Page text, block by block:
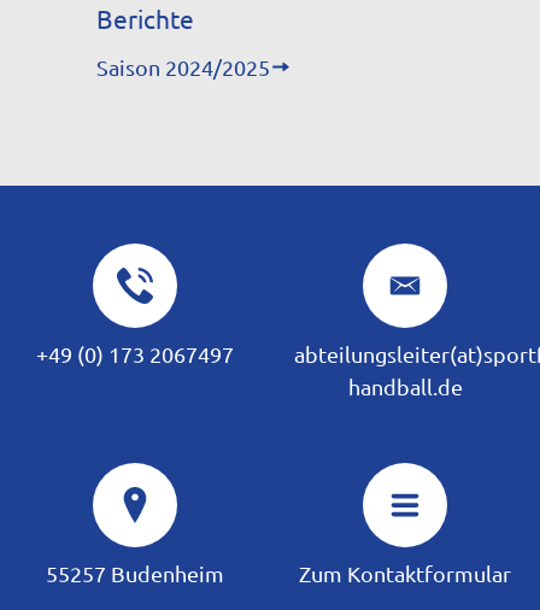
Berichte
Saison 2024/2025
+49 (0) 173 2067497
handball.de
55257 Budenheim Zum Kontaktformular